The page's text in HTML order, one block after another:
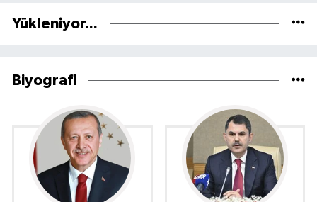
Yükleniyor...
Biyografi